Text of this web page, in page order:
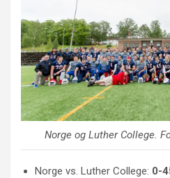
Norge og Luther College.
Norge vs. Luther College: 0-